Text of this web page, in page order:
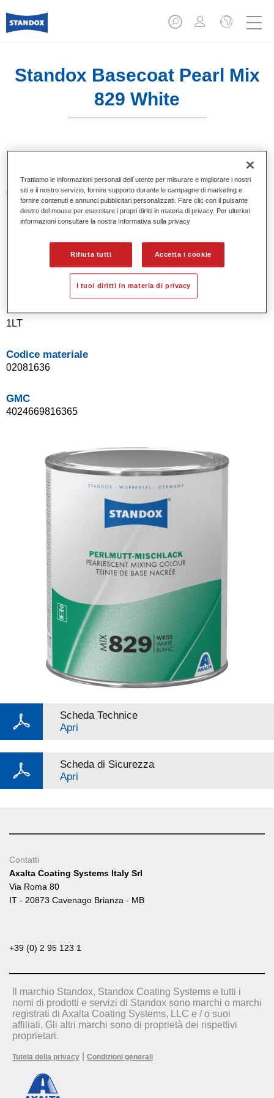
Standox Basecoat Pearl Mix
829 White
Caratteristiche del prodotto
Eccezionale punto tinta.
Colori pastello, metallizzati e perlati.
Buona opacità.
Sistema di basi opache a solvente Standox.
Facile da sfumare.
Product Variant
1LT
Codice materiale
02081636
GMC
4024669816365
Scheda Technice
Apri
Scheda di Sicurezza
Apri
Contatti
Axalta Coating Systems Italy Srl
Via Roma 80
IT - 20873 Cavenago Brianza - MB
+39 (0) 2 95 123 1
Il marchio Standox, Standox Coating Systems e tutti i
nomi di prodotti e servizi di Standox sono marchi o marchi
registrati di Axalta Coating Systems, LLC e / o suoi
affiliati. Gli altri marchi sono di proprietà dei rispettivi
proprietari.
Tutela della privacy Condizioni generali
Trattiamo le informazioni personali dell`utente per misurare e migliorare i nostri
siti e il nostro servizio, fornire supporto durante le campagne di marketing e
fornire contenuti e annunci pubblicitari personalizzati. Fare clic con il pulsante
destro del mouse per esercitare i propri diritti in materia di privacy. Per ulteriori
informazioni consultare la nostra Informativa sulla privacy
Rifiuta tutti Accetta i cookie
I tuoi diritti in materia di privacy